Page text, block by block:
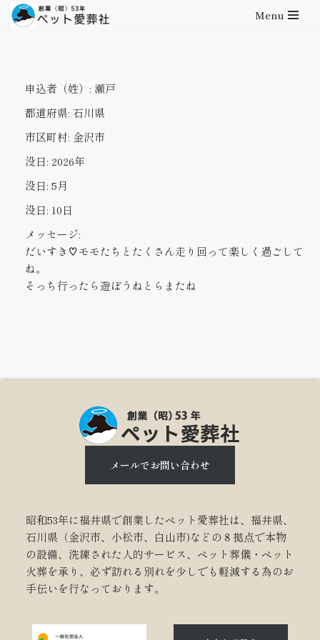
Menu
申込者（姓）: 瀬戸
都道府県: 石川県
市区町村: 金沢市
没日: 2026年
没日: 5月
没日: 10日
メッセージ:
だいすき♡モモたちとたくさん走り回って楽しく過ごして
ね。
そっち行ったら遊ぼうねとらまたね
メールでお問い合わせ
昭和53年に福井県で創業したペット愛葬社は、福井県、
石川県（金沢市、小松市、白山市)などの８拠点で本物
の設備、洗練された人的サービス、ペット葬儀・ペット
火葬を承り、必ず訪れる別れを少しでも軽減する為のお
手伝いを行なっております。